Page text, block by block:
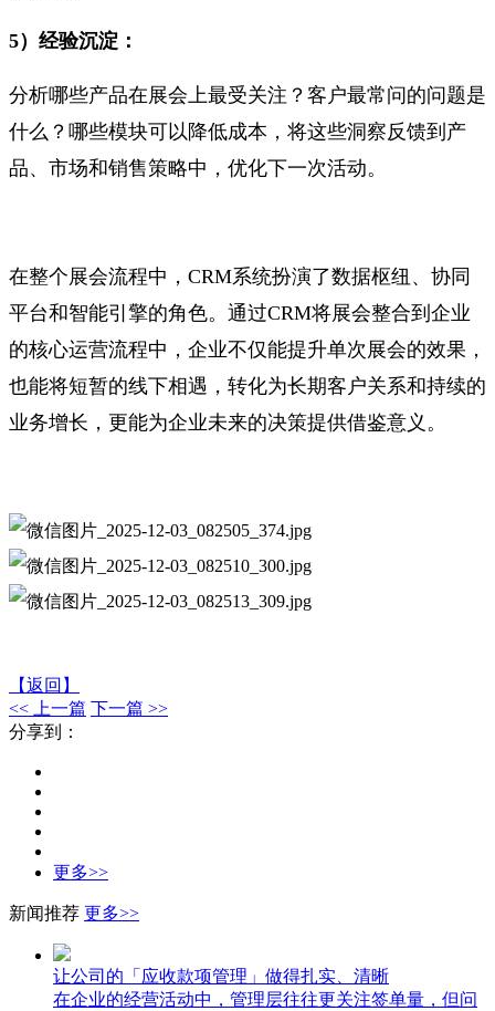
5）经验沉淀：
分析哪些产品在展会上最受关注？客户最常问的问题是
什么？哪些模块可以降低成本，将这些洞察反馈到产
品、市场和销售策略中，优化下一次活动。
在整个展会流程中，CRM系统扮演了数据枢纽、协同
平台和智能引擎的角色。通过CRM将展会整合到企业
的核心运营流程中，企业不仅能提升单次展会的效果，
也能将短暂的线下相遇，转化为长期客户关系和持续的
业务增长，更能为企业未来的决策提供借鉴意义。
【返回】
<< 上一篇 下一篇 >>
分享到：
更多>>
新闻推荐 更多>>
让公司的「应收款项管理」做得扎实、清晰
在企业的经营活动中，管理层往往更关注签单量，但问